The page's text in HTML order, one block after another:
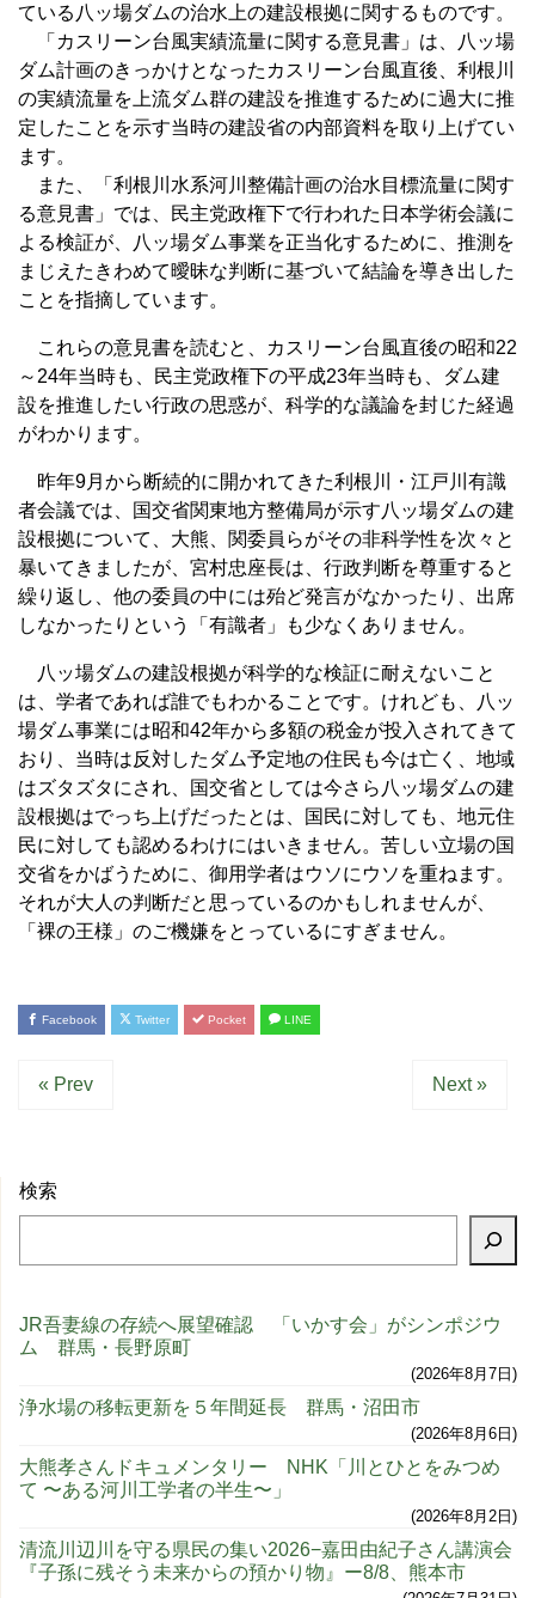
ている八ッ場ダムの治水上の建設根拠に関するものです。
「カスリーン台風実績流量に関する意見書」は、八ッ場
ダム計画のきっかけとなったカスリーン台風直後、利根川
の実績流量を上流ダム群の建設を推進するために過大に推
定したことを示す当時の建設省の内部資料を取り上げてい
ます。
また、「利根川水系河川整備計画の治水目標流量に関す
る意見書」では、民主党政権下で行われた日本学術会議に
よる検証が、八ッ場ダム事業を正当化するために、推測を
まじえたきわめて曖昧な判断に基づいて結論を導き出した
ことを指摘しています。
これらの意見書を読むと、カスリーン台風直後の昭和22
～24年当時も、民主党政権下の平成23年当時も、ダム建
設を推進したい行政の思惑が、科学的な議論を封じた経過
がわかります。
昨年9月から断続的に開かれてきた利根川・江戸川有識
者会議では、国交省関東地方整備局が示す八ッ場ダムの建
設根拠について、大熊、関委員らがその非科学性を次々と
暴いてきましたが、宮村忠座長は、行政判断を尊重すると
繰り返し、他の委員の中には殆ど発言がなかったり、出席
しなかったりという「有識者」も少なくありません。
八ッ場ダムの建設根拠が科学的な検証に耐えないこと
は、学者であれば誰でもわかることです。けれども、八ッ
場ダム事業には昭和42年から多額の税金が投入されてきて
おり、当時は反対したダム予定地の住民も今は亡く、地域
はズタズタにされ、国交省としては今さら八ッ場ダムの建
設根拠はでっち上げだったとは、国民に対しても、地元住
民に対しても認めるわけにはいきません。苦しい立場の国
交省をかばうために、御用学者はウソにウソを重ねます。
それが大人の判断だと思っているのかもしれませんが、
「裸の王様」のご機嫌をとっているにすぎません。
Facebook Twitter Pocket LINE
« Prev Next »
検索
JR吾妻線の存続へ展望確認 「いかす会」がシンポジウ
ム 群馬・長野原町
2026年8月7日
浄水場の移転更新を５年間延長 群馬・沼田市
2026年8月6日
大熊孝さんドキュメンタリー NHK「川とひとをみつめ
て 〜ある河川工学者の半生〜」
2026年8月2日
清流川辺川を守る県民の集い2026−嘉田由紀子さん講演会
『子孫に残そう未来からの預かり物』ー8/8、熊本市